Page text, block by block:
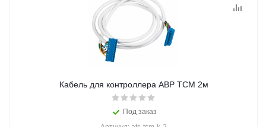
Кабель для контроллера АВР ТСМ 2м
Под заказ